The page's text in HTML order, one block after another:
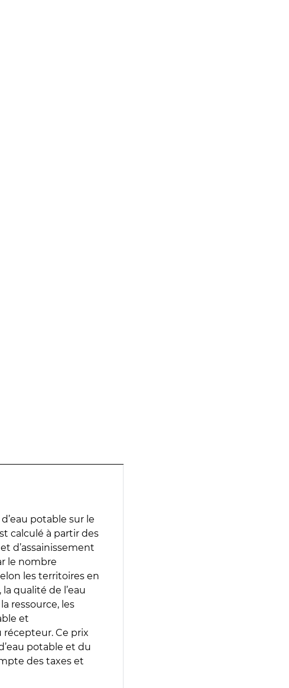
potable sur le
calculé à partir des
d’assainissement
le nombre
les territoires en
qualité de l’eau
ressource, les
et
récepteur. Ce prix
potable et du
des taxes et